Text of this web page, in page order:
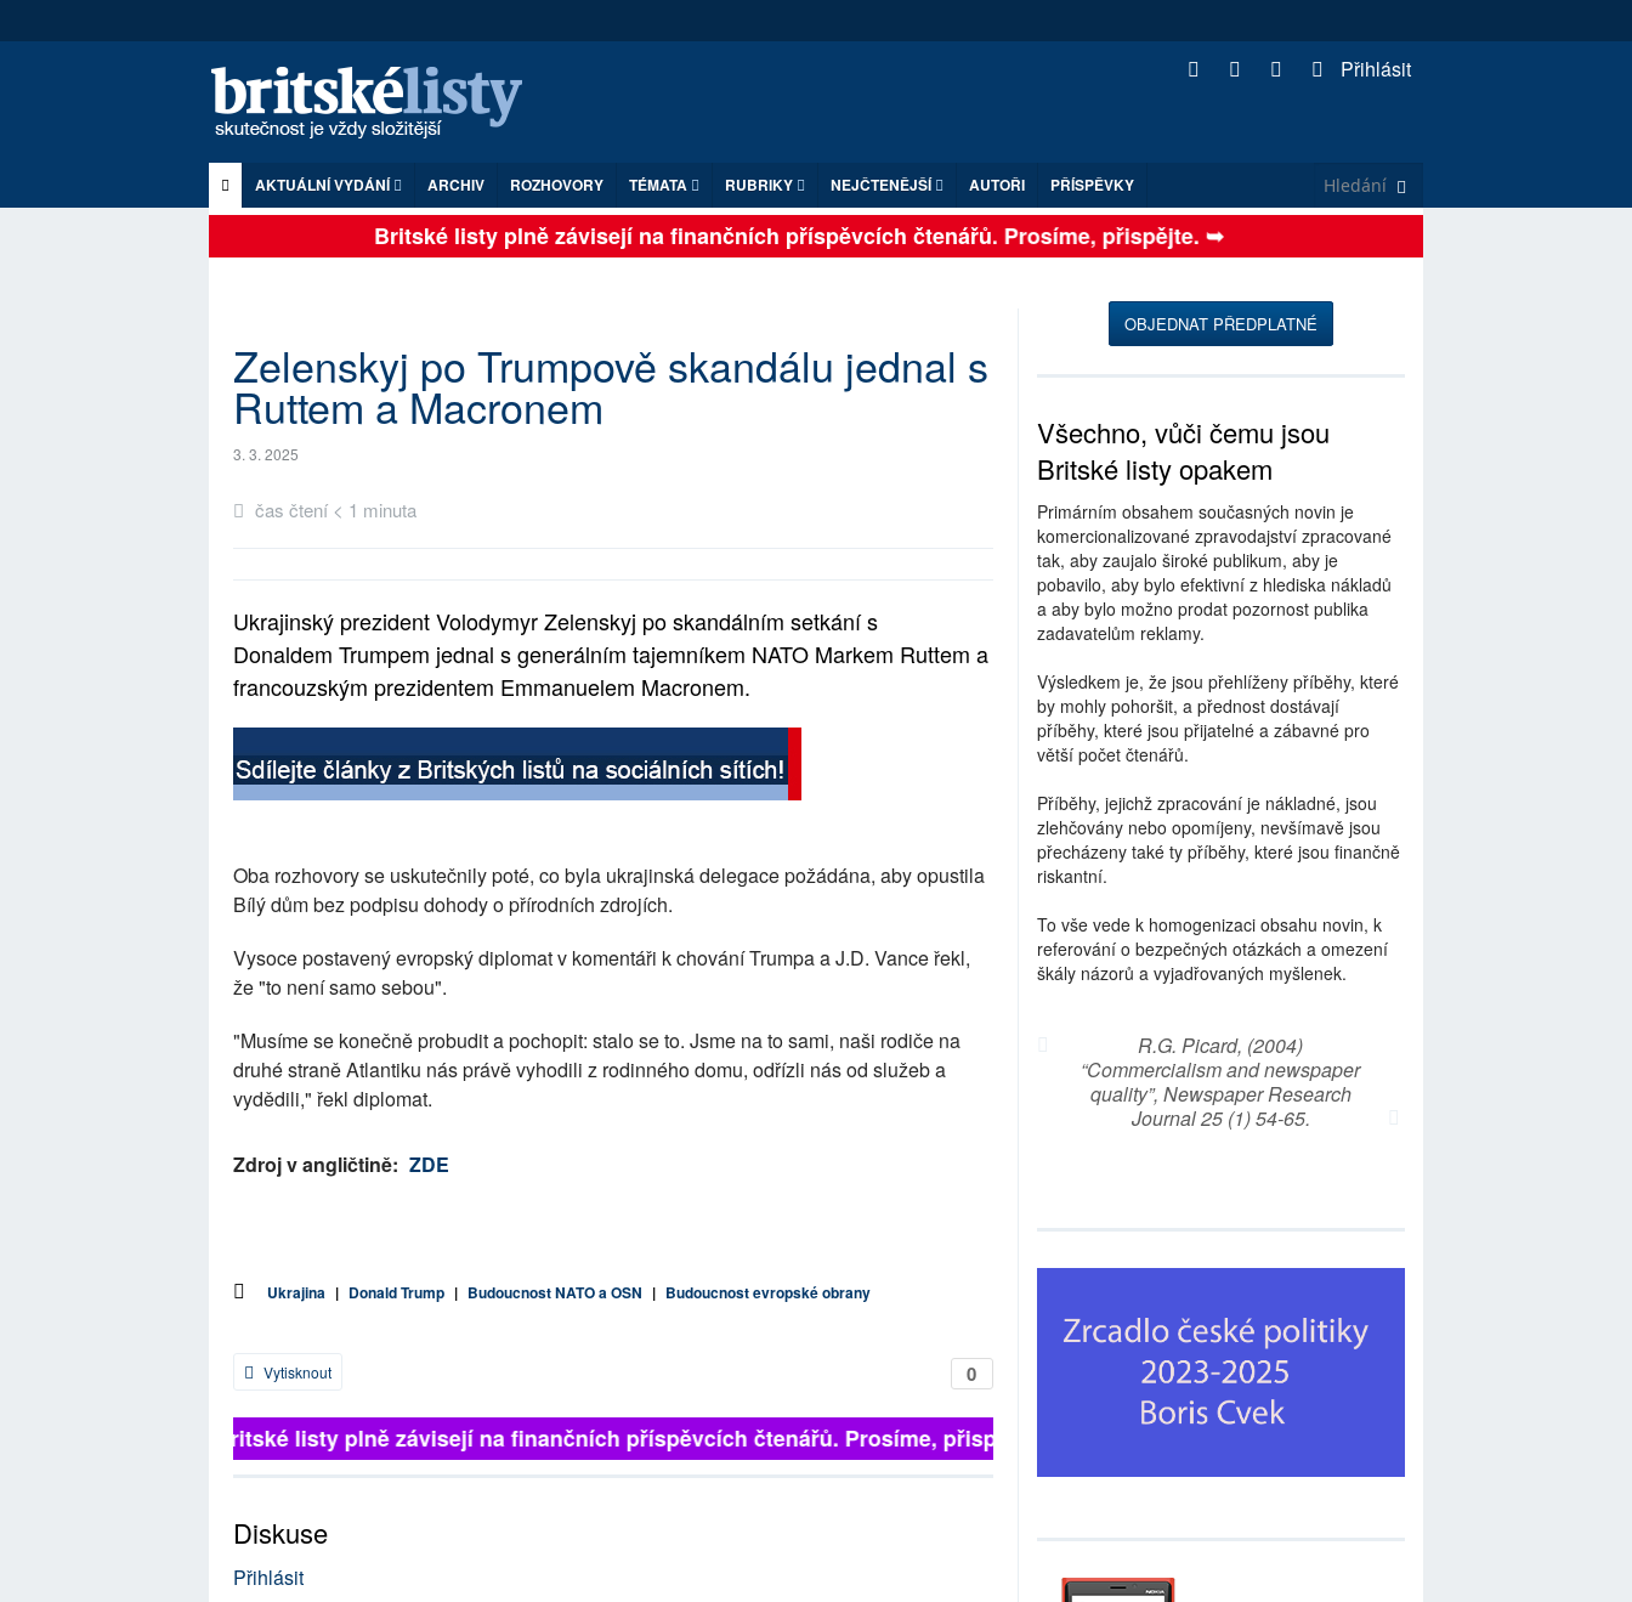
Přihlásit
AKTUÁLNÍ VYDÁNÍ ARCHIV ROZHOVORY TÉMATA RUBRIKY NEJČTENĚJŠÍ AUTOŘI PŘÍSPĚVKY
Britské listy plně závisejí na finančních příspěvcích čtenářů. Prosíme, přispějte. ➥
Zelenskyj po Trumpově skandálu jednal s
Ruttem a Macronem
3. 3. 2025
čas čtení < 1 minuta
Ukrajinský prezident Volodymyr Zelenskyj po skandálním setkání s
Donaldem Trumpem jednal s generálním tajemníkem NATO Markem Ruttem a
francouzským prezidentem Emmanuelem Macronem.
Oba rozhovory se uskutečnily poté, co byla ukrajinská delegace požádána, aby opustila
Bílý dům bez podpisu dohody o přírodních zdrojích.
Vysoce postavený evropský diplomat v komentáři k chování Trumpa a J.D. Vance řekl,
že "to není samo sebou".
"Musíme se konečně probudit a pochopit: stalo se to. Jsme na to sami, naši rodiče na
druhé straně Atlantiku nás právě vyhodili z rodinného domu, odřízli nás od služeb a
vydědili," řekl diplomat.
Zdroj v angličtině: ZDE
Ukrajina | Donald Trump | Budoucnost NATO a OSN | Budoucnost evropské obrany
0
Vytisknout
Britské listy plně závisejí na finančních příspěvcích čtenářů. Prosíme, přispějte. ➥
Diskuse
Přihlásit
OBJEDNAT PŘEDPLATNÉ
Všechno, vůči čemu jsou
Britské listy opakem
Primárním obsahem současných novin je
komercionalizované zpravodajství zpracované
tak, aby zaujalo široké publikum, aby je
pobavilo, aby bylo efektivní z hlediska nákladů
a aby bylo možno prodat pozornost publika
zadavatelům reklamy.
Výsledkem je, že jsou přehlíženy příběhy, které
by mohly pohoršit, a přednost dostávají
příběhy, které jsou přijatelné a zábavné pro
větší počet čtenářů.
Příběhy, jejichž zpracování je nákladné, jsou
zlehčovány nebo opomíjeny, nevšímavě jsou
přecházeny také ty příběhy, které jsou finančně
riskantní.
To vše vede k homogenizaci obsahu novin, k
referování o bezpečných otázkách a omezení
škály názorů a vyjadřovaných myšlenek.
R.G. Picard, (2004)
“Commercialism and newspaper
quality”, Newspaper Research
Journal 25 (1) 54-65.